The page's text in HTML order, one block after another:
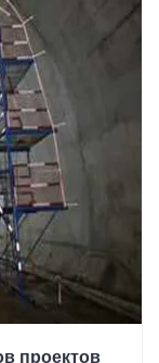
проектов